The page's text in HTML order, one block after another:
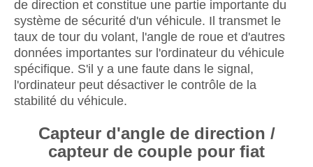
de direction et constitue une partie importante du
système de sécurité d'un véhicule. Il transmet le
taux de tour du volant, l'angle de roue et d'autres
données importantes sur l'ordinateur du véhicule
spécifique. S'il y a une faute dans le signal,
l'ordinateur peut désactiver le contrôle de la
stabilité du véhicule.
Capteur d'angle de direction /
capteur de couple pour fiat